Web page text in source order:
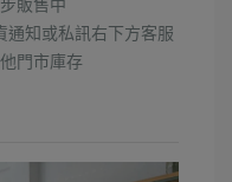
販售中
通知或私訊右下方客服
門市庫存